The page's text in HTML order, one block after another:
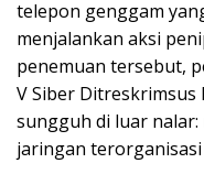
telepon genggam
menjalankan aksi
penemuan tersebut,
V Siber Ditreskrimsus
sungguh di luar
jaringan